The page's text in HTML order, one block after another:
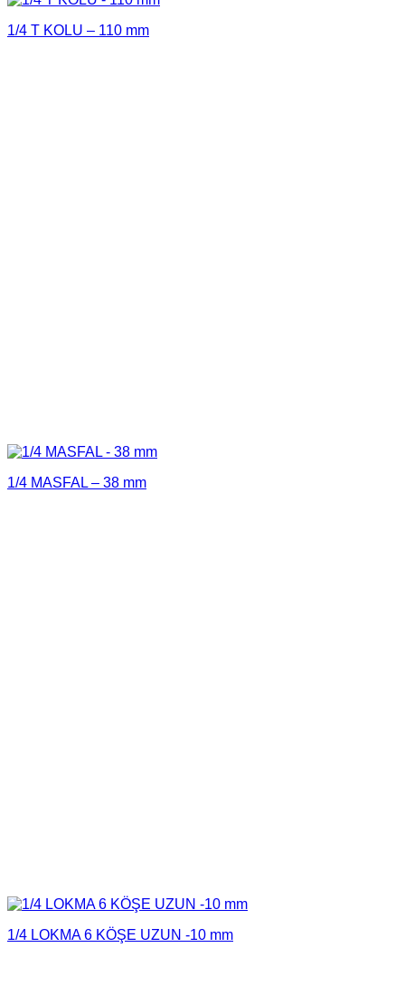
1/4 T KOLU – 110 mm
1/4 MASFAL – 38 mm
1/4 LOKMA 6 KÖŞE UZUN -10 mm